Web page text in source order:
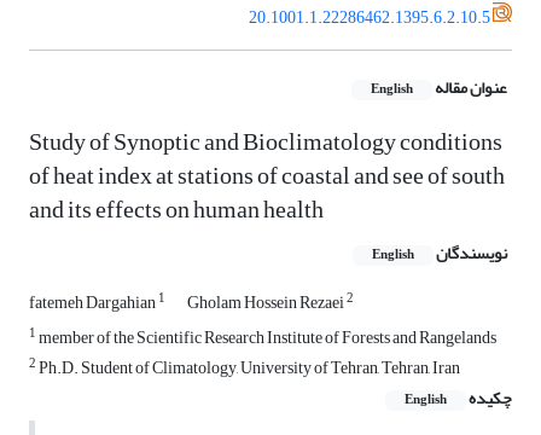
20.1001.1.22286462.1395.6.2.10.5
عنوان مقاله English
Study of Synoptic and Bioclimatology conditions
of heat index at stations of coastal and see of south
and its effects on human health
نویسندگان English
fatemeh Dargahian1 Gholam Hossein Rezaei2
1member of the Scientific Research Institute of Forests and Rangelands
2Ph.D. Student of Climatology, University of Tehran, Tehran, Iran
چکیده
English